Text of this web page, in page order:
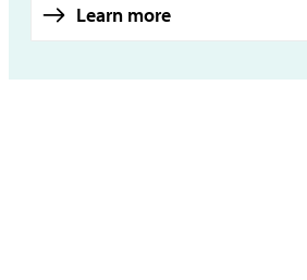
Learn more